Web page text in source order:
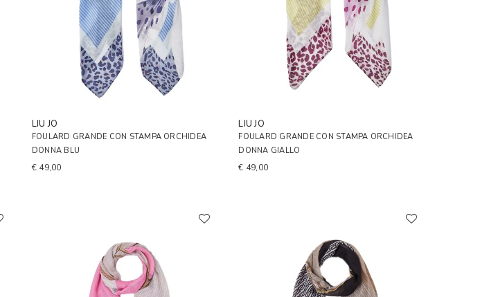
LIU JO
FOULARD GRANDE CON STAMPA ORCHIDEA
DONNA BLU
€ 49,00
LIU JO
FOULARD GRANDE CON STAMPA ORCHIDEA
DONNA GIALLO
€ 49,00